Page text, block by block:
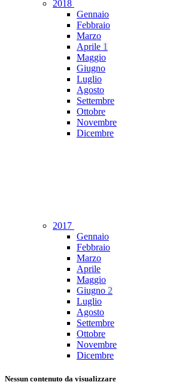
2018
Gennaio
Febbraio
Marzo
Aprile 1
Maggio
Giugno
Luglio
Agosto
Settembre
Ottobre
Novembre
Dicembre
2017
Gennaio
Febbraio
Marzo
Aprile
Maggio
Giugno 2
Luglio
Agosto
Settembre
Ottobre
Novembre
Dicembre
Nessun contenuto da visualizzare